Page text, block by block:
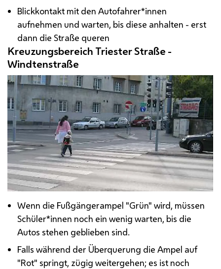
Blickkontakt mit den Autofahrer*innen
aufnehmen und warten, bis diese anhalten - erst
dann die Straße queren
Kreuzungsbereich Triester Straße -
Windtenstraße
Wenn die Fußgängerampel "Grün" wird, müssen
Schüler*innen noch ein wenig warten, bis die
Autos stehen geblieben sind.
Falls während der Überquerung die Ampel auf
"Rot" springt, zügig weitergehen; es ist noch